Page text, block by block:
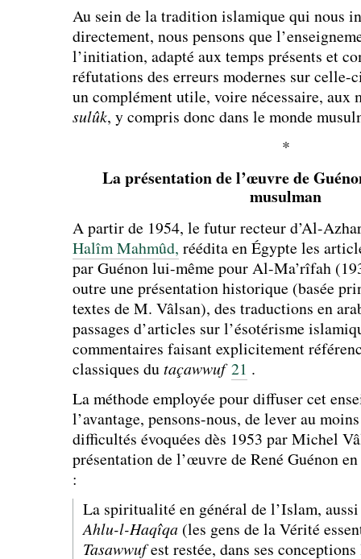
Au sein de la tradition islamique qui nous
directement, nous pensons que
l’initiation, adapté aux temps présents et
réfutations des erreurs modernes sur celle-
un complément utile, voire nécessaire, aux
sulûk, y compris donc dans le monde
*
La présentation de l’œuvre de
musulman
A partir de 1954, le futur recteur d’Al-
Halîm Mahmûd, réédita en Égypte les
par Guénon lui-même pour Al-Ma’rîfah
outre une présentation historique (basée
textes de M. Vâlsan), des traductions en
passages d’articles sur l’ésotérisme
commentaires faisant explicitement
classiques dutaçawwuf 21 .
La méthode employée pour diffuser cet
l’avantage, pensons-nous, de lever au
difficultés évoquées dès 1953 par Michel
présentation de l’œuvre de René Guénon
:
La spiritualité en général de l’Islam,
Ahlu-l-Haqîqa(les gens de la Vérité
Tasawwufest restée, dans ses